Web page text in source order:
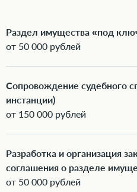
Раздел имущества «под
от 50 000 рублей
Сопровождение судебного
инстанции)
от 150 000 рублей
Разработка и организация
соглашения о разделе
от 50 000 рублей